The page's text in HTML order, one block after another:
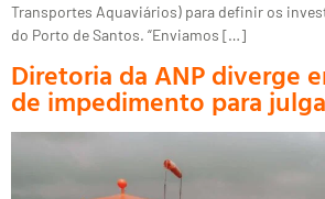
Transportes Aquaviários) para definir os
do Porto de Santos. “Enviamos […]
Diretoria da ANP diverge
de impedimento para